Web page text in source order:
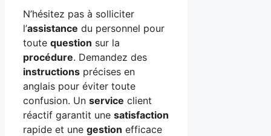
N’hésitez pas à solliciter
l’assistance du personnel pour
toute question sur la
procédure. Demandez des
instructions précises en
anglais pour éviter toute
confusion. Un service client
réactif garantit une satisfaction
rapide et une gestion efficace